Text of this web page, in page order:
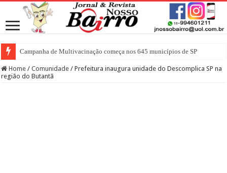
Campanha de Multivacinação começa nos 645 municípios de SP
Home / Comunidade / Prefeitura inaugura unidade do Descomplica SP na
região do Butantã